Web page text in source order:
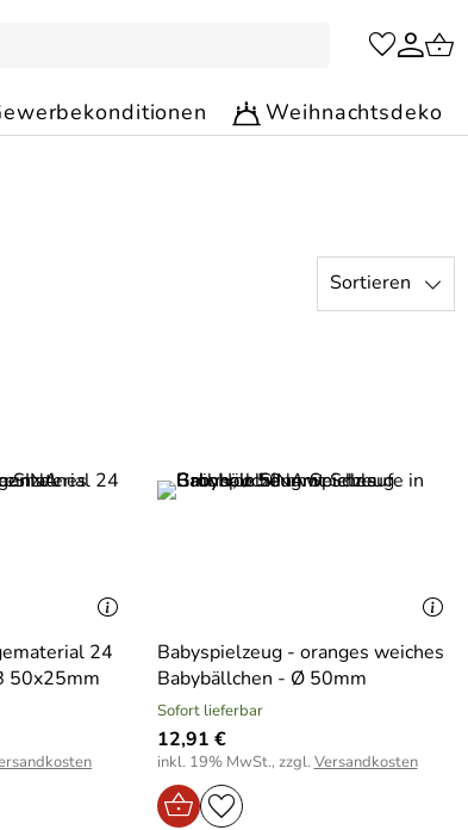
Weihnachtsdeko
Sortieren
24
50x25mm
Babyspielzeug - oranges weiches
Babybällchen - Ø 50mm
Sofort lieferbar
12,91 €
inkl. 19% MwSt., zzgl. Versandkosten